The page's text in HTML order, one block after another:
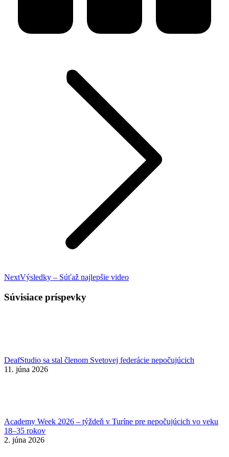
NextNasledujúci
Výsledky – Súťaž najlepšie video
Súvisiace príspevky
DeafStudio sa stal členom Svetovej federácie nepočujúcich
11. júna 2026
Academy Week 2026 – týždeň v Turíne pre nepočujúcich vo veku
18–35 rokov
2. júna 2026